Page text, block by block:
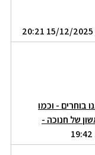
בוחרים - וכמו
בנר ראשון של חנוכה -